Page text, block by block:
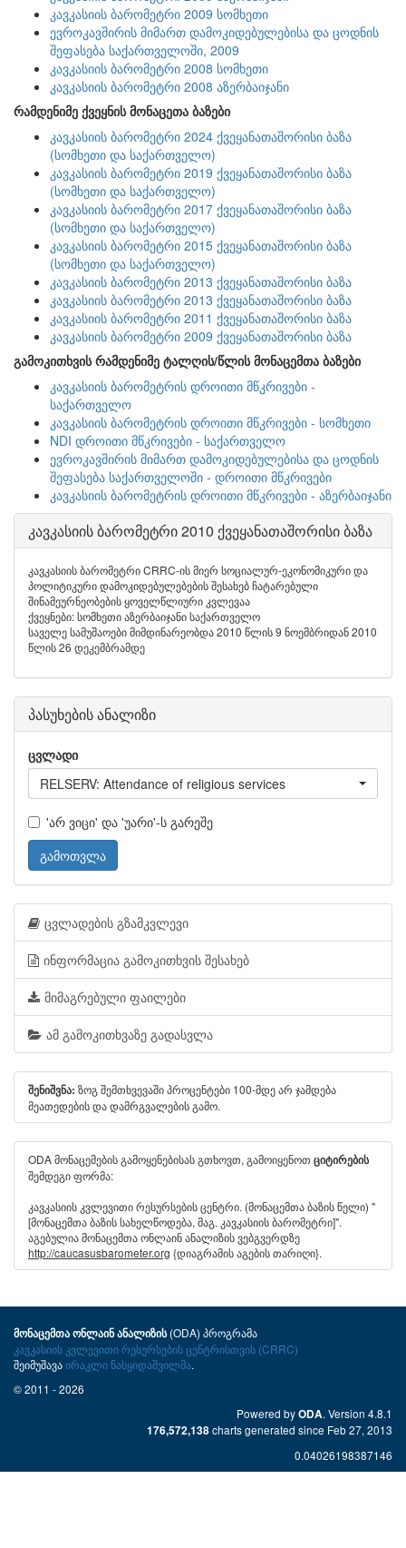
კავკასიის ბარომეტრი 2009 სომხეთი
ევროკავშირის მიმართ დამოკიდებულებისა და ცოდნის
შეფასება საქართველოში, 2009
კავკასიის ბარომეტრი 2008 სომხეთი
კავკასიის ბარომეტრი 2008 აზერბაიჯანი
რამდენიმე ქვეყნის მონაცეთა ბაზები
კავკასიის ბარომეტრი 2024 ქვეყანათაშორისი ბაზა
(სომხეთი და საქართველო)
კავკასიის ბარომეტრი 2019 ქვეყანათაშორისი ბაზა
(სომხეთი და საქართველო)
კავკასიის ბარომეტრი 2017 ქვეყანათაშორისი ბაზა
(სომხეთი და საქართველო)
კავკასიის ბარომეტრი 2015 ქვეყანათაშორისი ბაზა
(სომხეთი და საქართველო)
კავკასიის ბარომეტრი 2013 ქვეყანათაშორისი ბაზა
კავკასიის ბარომეტრი 2013 ქვეყანათაშორისი ბაზა
კავკასიის ბარომეტრი 2011 ქვეყანათაშორისი ბაზა
კავკასიის ბარომეტრი 2009 ქვეყანათაშორისი ბაზა
გამოკითხვის რამდენიმე ტალღის/წლის მონაცემთა ბაზები
კავკასიის ბარომეტრის დროითი მწკრივები -
საქართველო
კავკასიის ბარომეტრის დროითი მწკრივები - სომხეთი
NDI დროითი მწკრივები - საქართველო
ევროკავშირის მიმართ დამოკიდებულებისა და ცოდნის
შეფასება საქართველოში - დროითი მწკრივები
კავკასიის ბარომეტრის დროითი მწკრივები - აზერბაიჯანი
კავკასიის ბარომეტრი 2010 ქვეყანათაშორისი ბაზა
კავკასიის ბარომეტრი CRRC-ის მიერ სოციალურ-ეკონომიკური და
პოლიტიკური დამოკიდებულებების შესახებ ჩატარებული
შინამეურნეობების ყოველწლიური კვლევაა
ქვეყნები: სომხეთი აზერბაიჯანი საქართველო
საველე სამუშაოები მიმდინარეობდა 2010 წლის 9 ნოემბრიდან 2010
წლის 26 დეკემბრამდე
პასუხების ანალიზი
ცვლადი
RELSERV: Attendance of religious services
'არ ვიცი' და 'უარი'-ს გარეშე
გამოთვლა
ცვლადების გზამკვლევი
ინფორმაცია გამოკითხვის შესახებ
მიმაგრებული ფაილები
ამ გამოკითხვაზე გადასვლა
შენიშვნა: ზოგ შემთხვევაში პროცენტები 100-მდე არ ჯამდება
მეათედების და დამრგვალების გამო.
ODA მონაცემების გამოყენებისას გთხოვთ, გამოიყენოთ ციტირების
შემდეგი ფორმა:
კავკასიის კვლევითი რესურსების ცენტრი. (მონაცემთა ბაზის წელი) "
[მონაცემთა ბაზის სახელწოდება, მაგ. კავკასიის ბარომეტრი]".
აგებულია მონაცემთა ონლაინ ანალიზის ვებგვერდზე
http://caucasusbarometer.org {დიაგრამის აგების თარიღი}.
მონაცემთა ონლაინ ანალიზის(ODA) პროგრამა
კავკასიის კვლევითი რესურსების ცენტრისთვის (CRRC)
შეიმუშავაირაკლი ნასყიდაშვილმა.
© 2011 - 2026
Powered byODA. Version 4.8.1
176,572,138charts generated since Feb 27, 2013
0.04026198387146